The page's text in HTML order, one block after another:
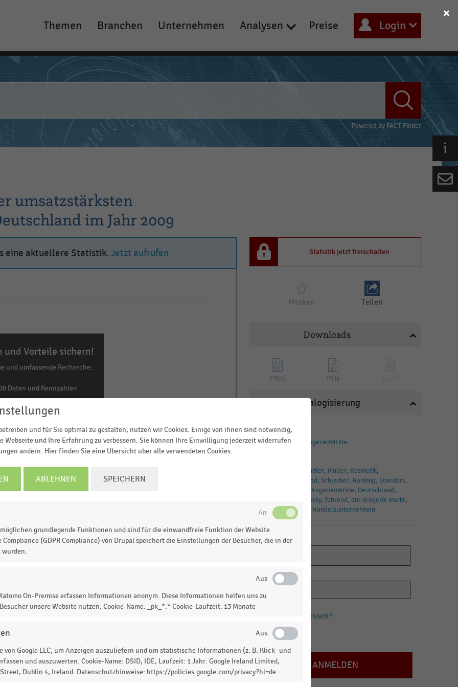
Main
navigation
Themen Branchen Unternehmen Analysen Preise Login
Powered by FACT-Finder
umsatzstärksten
im Jahr 2009
eine aktuellere Statistik. Jetzt aufrufen
und Vorteile sichern!
und umfassende Recherche:
Daten und Kennzahlen
Excel, PNG, PDF
INFORMIEREN
der umsatzstärksten Drogerieunternehmen in
in Deutschland führenden
mit insgesamt 136 Verkaufsstellen.
Statistik? Jetzt einloggen oderinformieren
Statistik jetzt freischalten
Merken Teilen
Downloads
PNG PDF
Katalogisierung
BRANCHEN
Drogerien und Drogeriemärkte
Händler Müller Kosmetik
Nonfood Schlecker Ranking Standort
Drogeriemärkte Deutschland
Budnikowsky führend dm-drogerie markt
Handel
Ihr Platz Handelsunternehmen
Passwort vergessen?
Registrieren
und für Sie optimal zu gestalten, nutzen wir Cookies. Einige von ihnen sind notwendig,
Webseite und Ihre Erfahrung zu verbessern. Sie können Ihre Einwilligung jederzeit widerrufen
ändern. Hier finden Sie eine Übersicht über alle verwendeten Cookies.
ABLEHNEN SPEICHERN
grundlegende Funktionen und sind für die einwandfreie Funktion der Website
(GDPR Compliance) von Drupal speichert die Einstellungen der Besucher, die in der
wurden.
On-Premise erfassen Informationen anonym. Diese Informationen helfen uns zu
unsere Website nutzen. Cookie-Name: _pk_*.* Cookie-Laufzeit: 13 Monate
von Google LLC, um Anzeigen auszuliefern und um statistische Informationen (z. B. Klick- und
und auszuwerten. Cookie-Name: DSID, IDE, Laufzeit: 1 Jahr. Google Ireland Limited,
Street, Dublin 4, Ireland. Datenschutzhinweise: https://policies.google.com/privacy?hl=de